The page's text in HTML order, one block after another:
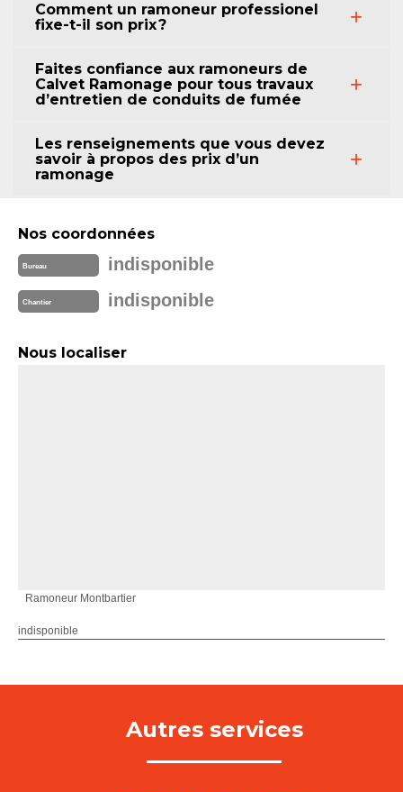
Comment un ramoneur professionel
fixe-t-il son prix ?
Faites confiance aux ramoneurs de
Calvet Ramonage pour tous travaux
d’entretien de conduits de fumée
Les renseignements que vous devez
savoir à propos des prix d’un
ramonage
Nos coordonnées
Bureau indisponible
Chantier indisponible
Nous localiser
Ramoneur Montbartier
indisponible
Autres services